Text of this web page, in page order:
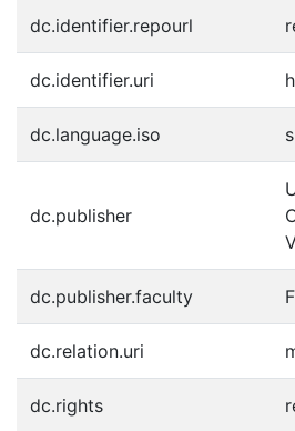
dc.identifier.repourl
dc.identifier.uri
dc.language.iso
dc.publisher
dc.publisher.faculty
dc.relation.uri
dc.rights